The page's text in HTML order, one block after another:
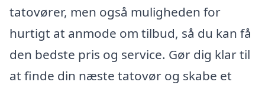
tatovører, men også muligheden for
hurtigt at anmode om tilbud, så du kan få
den bedste pris og service. Gør dig klar til
at finde din næste tatovør og skabe et